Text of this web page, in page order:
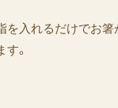
を入れるだけでお箸
す。